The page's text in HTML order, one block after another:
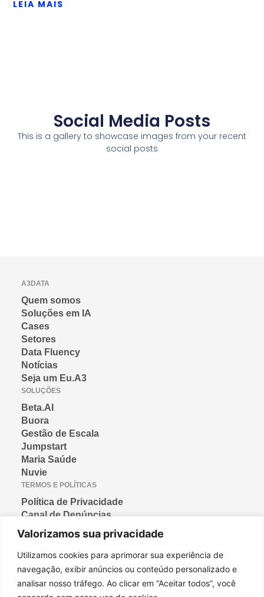
Valorizamos sua privacidade
Utilizamos cookies para aprimorar sua experiência de
navegação, exibir anúncios ou conteúdo personalizado e
analisar nosso tráfego. Ao clicar em “Aceitar todos”, você
LEIA MAIS
Social Media Posts
This is a gallery to showcase images from your recent
social posts
A3DATA
Quem somos
Soluções em IA
Cases
Setores
Data Fluency
Notícias
Seja um Eu.A3
SOLUÇÕES
Beta.AI
Buora
Gestão de Escala
Jumpstart
Maria Saúde
Nuvie
TERMOS E POLÍTICAS
Política de Privacidade
Canal de Denúncias
Termos de Condição de Uso
Política de Cookies
CONTATO
Rua Jaceguaí, 208, SL 701
Prado, Belo Horizonte-MG